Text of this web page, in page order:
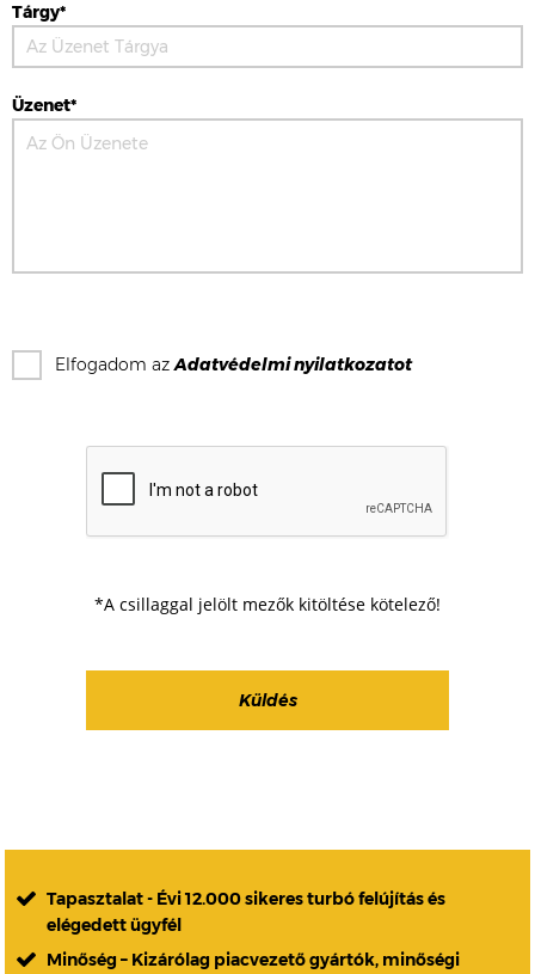
Tárgy*
Üzenet*
Elfogadom azAdatvédelmi nyilatkozatot
*A csillaggal jelölt mezők kitöltése kötelező!
Tapasztalat - Évi 12.000 sikeres turbó felújítás és
elégedett ügyfél
Minőség – Kizárólag piacvezető gyártók, minőségi